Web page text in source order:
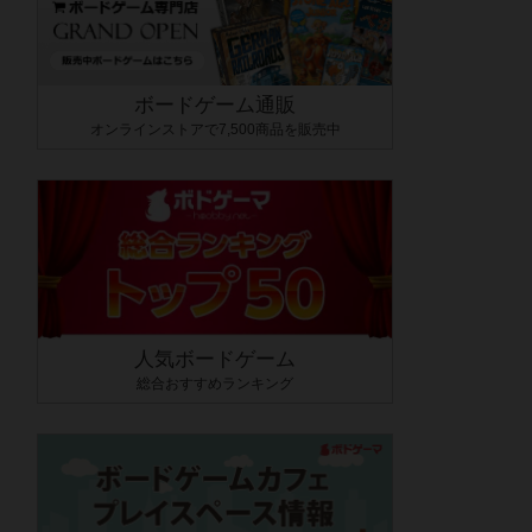
ボードゲーム通販
オンラインストアで7,500商品を販売中
人気ボードゲーム
総合おすすめランキング